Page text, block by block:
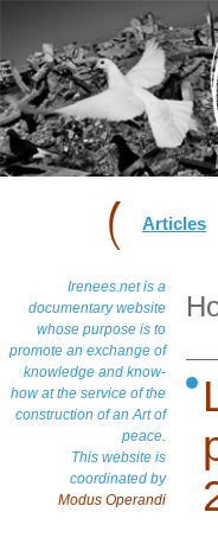
Articles
Irenees.net is a
documentary website
whose purpose is to
promote an exchange of
knowledge and know-
how at the service of the
construction of an Art of
peace.
This website is
coordinated by
Modus Operandi